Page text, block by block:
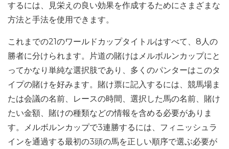
するには、見栄えの良い効果を作成するためにさまざまな
方法と手法を使用できます。
これまでの21のワールドカップタイトルはすべて、8人の
勝者に分けられます。片道の賭けはメルボルンカップにと
ってかなり単純な選択肢であり、多くのパンターはこのタ
イプの賭けを好みます。賭け票に記入するには、競馬場ま
たは会議の名前、レースの時間、選択した馬の名前、賭け
たい金額、賭けの種類などの情報を含める必要がありま
す。メルボルンカップで3連勝するには、フィニッシュラ
インを通過する最初の3頭の馬を正しい順序で選ぶ必要が